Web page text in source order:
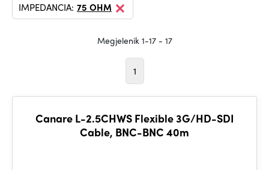
IMPEDANCIA: 75 OHM
Megjelenik 1-17 - 17
1
Canare L-2.5CHWS Flexible 3G/HD-SDI
Cable, BNC-BNC 40m